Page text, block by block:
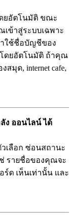
ยอัตโนมัติ ขณะ
ข้าสู่ระบบเฉพาะ
ใช้ชื่อบัญชีของ
ดยอัตโนมัติ ถ้าคุณ
มุด, internet cafe,
ง ออนไลน์ ได้
ลือก ซ่อนสถานะ
รายชื่อของคุณจะ
ร์ด เห็นเท่านั้น และ